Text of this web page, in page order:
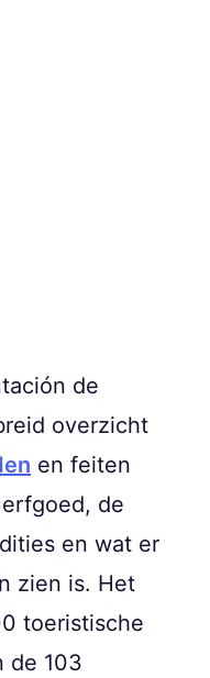
de
overzicht
en feiten
de
en wat er
zien is. Het
toeristische
de 103